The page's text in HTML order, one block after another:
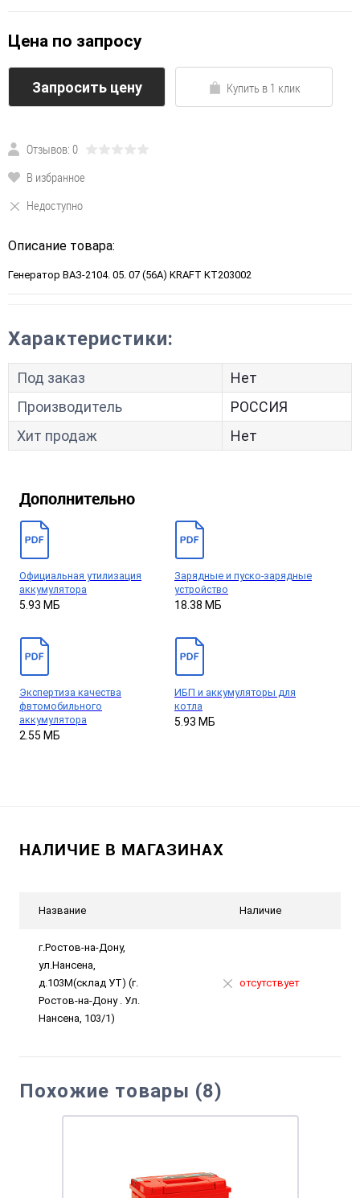
Цена по запросу
Запросить цену Купить в 1 клик
Отзывов: 0
В избранное
Недоступно
Описание товара:
Генератор ВАЗ-2104. 05. 07 (56А) KRAFT KT203002
Характеристики:
Под заказ
Нет
Производитель
РОССИЯ
Хит продаж
Нет
Дополнительно
Официальная утилизация
аккумулятора
5.93 МБ
Зарядные и пуско-зарядные
устройство
18.38 МБ
Экспертиза качества
фвтомобильного
аккумулятора
2.55 МБ
ИБП и аккумуляторы для
котла
5.93 МБ
НАЛИЧИЕ В МАГАЗИНАХ
Название Наличие
г.Ростов-на-Дону,
ул.Нансена,
д.103М(склад УТ) (г.
Ростов-на-Дону . Ул.
Нансена, 103/1)
отсутствует
Похожие товары (8)